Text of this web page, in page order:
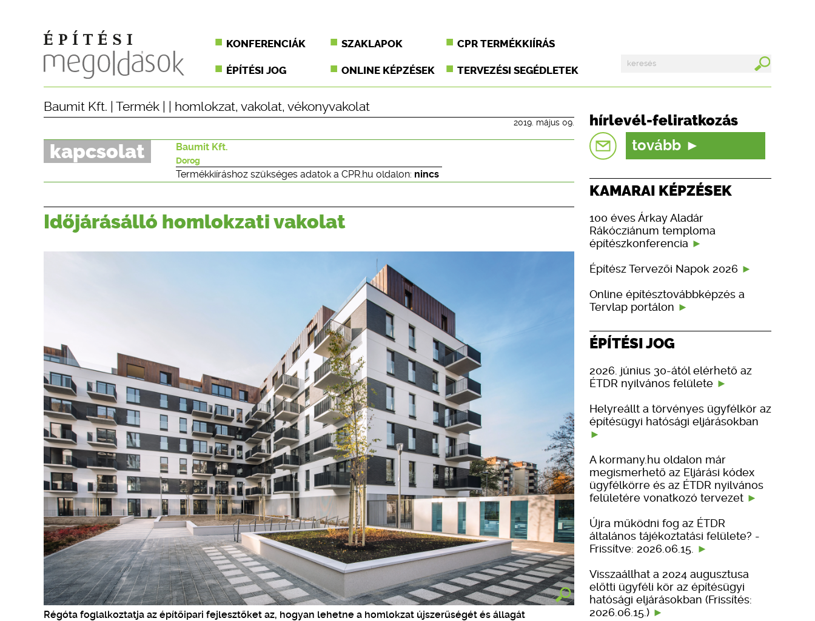
KONFERENCIÁK SZAKLAPOK CPR TERMÉKKIÍRÁS
ÉPÍTÉSI JOG ONLINE KÉPZÉSEK TERVEZÉSI SEGÉDLETEK
Baumit Kft. Termék homlokzat, vakolat, vékonyvakolat
2019. május 09.
kapcsolat Baumit Kft.
Dorog
Termékkiíráshoz szükséges adatok a CPR.hu oldalon: nincs
Időjárásálló homlokzati vakolat
Régóta foglalkoztatja az építőipari fejlesztőket az, hogyan lehetne a homlokzat újszerűségét és állagát
hírlevél-feliratkozás
tovább
KAMARAI KÉPZÉSEK
100 éves Árkay Aladár
Rákócziánum temploma
építészkonferencia
Építész Tervezői Napok 2026
Online építésztovábbképzés a
Tervlap portálon
ÉPÍTÉSI JOG
2026. június 30-ától elérhető az
ÉTDR nyilvános felülete
Helyreállt a törvényes ügyfélkör az
építésügyi hatósági eljárásokban
A kormany.hu oldalon már
megismerhető az Eljárási kódex
ügyfélkörre és az ÉTDR nyilvános
felületére vonatkozó tervezet
Újra működni fog az ÉTDR
általános tájékoztatási felülete? -
Frissítve: 2026.06.15.
Visszaállhat a 2024 augusztusa
előtti ügyféli kör az építésügyi
hatósági eljárásokban (Frissítés:
2026.06.15.)